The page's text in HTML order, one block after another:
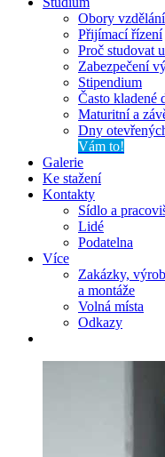
Obory vzdělání
Přijímací řízení
Proč studovat
Zabezpečení
Stipendium
Často kladené
Maturitní a
Dny
Vám to!
Galerie
Ke stažení
Kontakty
Sídlo a
Lidé
Podatelna
Více
Zakázky,
a montáže
Volná místa
Odkazy